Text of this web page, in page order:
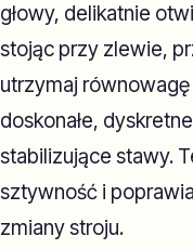
głowy, delikatnie
stojąc przy zlewie,
utrzymaj
doskonałe,
stabilizujące stawy.
sztywność i
zmiany stroju.